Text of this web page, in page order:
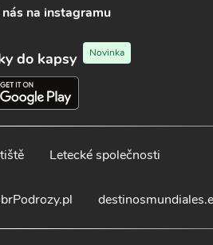
na instagramu
do kapsy Novinka
Letecké společnosti